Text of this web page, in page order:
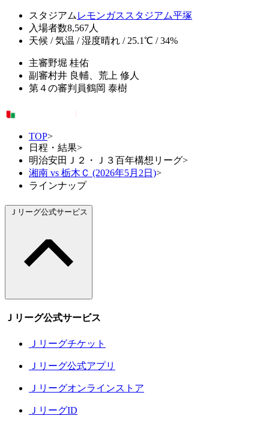
スタジアム レモンガススタジアム平塚
入場者数8,567人
天候 / 気温 / 湿度晴れ / 25.1℃ / 34%
主審野堀 桂佑
副審村井 良輔、荒上 修人
第４の審判員鶴岡 泰樹
TOP>
日程・結果>
明治安田Ｊ２・Ｊ３百年構想リーグ>
湘南 vs 栃木Ｃ (2026年5月2日)>
ラインナップ
Ｊリーグ公式サービス
Ｊリーグ公式サービス
Ｊリーグチケット
Ｊリーグ公式アプリ
Ｊリーグオンラインストア
ＪリーグID